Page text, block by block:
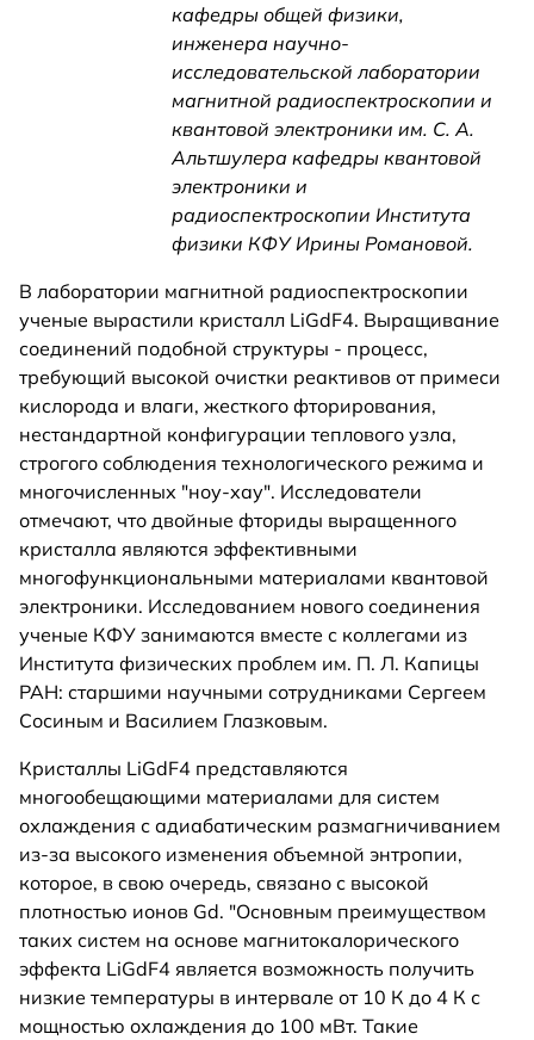
кафедры общей физики,
инженера научно-
исследовательской лаборатории
магнитной радиоспектроскопии и
квантовой электроники им. С. А.
Альтшулера кафедры квантовой
электроники и
радиоспектроскопии Института
физики КФУ Ирины Романовой.
В лаборатории магнитной радиоспектроскопии
ученые вырастили кристалл LiGdF4. Выращивание
соединений подобной структуры - процесс,
требующий высокой очистки реактивов от примеси
кислорода и влаги, жесткого фторирования,
нестандартной конфигурации теплового узла,
строгого соблюдения технологического режима и
многочисленных "ноу-хау". Исследователи
отмечают, что двойные фториды выращенного
кристалла являются эффективными
многофункциональными материалами квантовой
электроники. Исследованием нового соединения
ученые КФУ занимаются вместе с коллегами из
Института физических проблем им. П. Л. Капицы
РАН: старшими научными сотрудниками Сергеем
Сосиным и Василием Глазковым.
Кристаллы LiGdF4 представляются
многообещающими материалами для систем
охлаждения с адиабатическим размагничиванием
из-за высокого изменения объемной энтропии,
которое, в свою очередь, связано с высокой
плотностью ионов Gd. "Основным преимуществом
таких систем на основе магнитокалорического
эффекта LiGdF4 является возможность получить
низкие температуры в интервале от 10 К до 4 К с
мощностью охлаждения до 100 мВт. Такие